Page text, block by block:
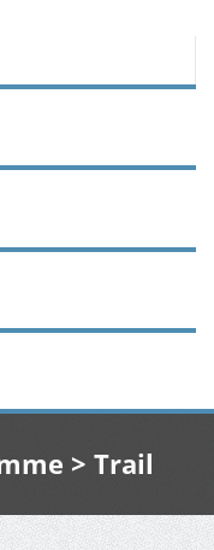
> Trail